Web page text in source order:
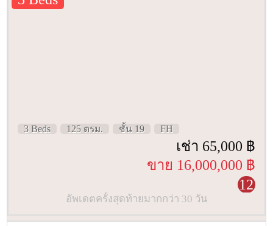
3 Beds 125 ตรม. ชั้น 19 FH
เช่า 65,000 ฿
ขาย 16,000,000 ฿
12
อัพเดตครั้งสุดท้ายมากกว่า 30 วัน